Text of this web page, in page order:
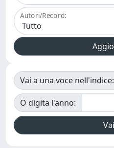
Autori/Record:
Vai a una voce nell'indice:
O digita l'anno: